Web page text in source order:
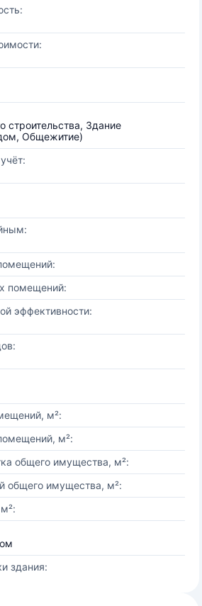
строительства, Здание
Общежитие)
помещений:
эффективности:
м²:
м²:
общего имущества, м²:
общего имущества, м²:
здания: